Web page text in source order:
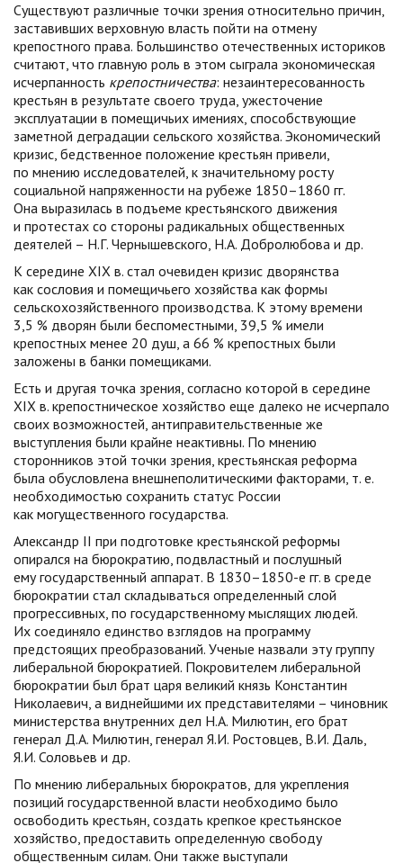
Существуют различные точки зрения относительно причин,
заставивших верховную власть пойти на отмену
крепостного права. Большинство отечественных историков
считают, что главную роль в этом сыграла экономическая
исчерпанность крепостничества: незаинтересованность
крестьян в результате своего труда, ужесточение
эксплуатации в помещичьих имениях, способствующие
заметной деградации сельского хозяйства. Экономический
кризис, бедственное положение крестьян привели,
по мнению исследователей, к значительному росту
социальной напряженности на рубеже 1850–1860 гг.
Она выразилась в подъеме крестьянского движения
и протестах со стороны радикальных общественных
деятелей – Н.Г. Чернышевского, Н.А. Добролюбова и др.
К середине XIX в. стал очевиден кризис дворянства
как сословия и помещичьего хозяйства как формы
сельскохозяйственного производства. К этому времени
3,5 % дворян были беспоместными, 39,5 % имели
крепостных менее 20 душ, а 66 % крепостных были
заложены в банки помещиками.
Есть и другая точка зрения, согласно которой в середине
XIX в. крепостническое хозяйство еще далеко не исчерпало
своих возможностей, антиправительственные же
выступления были крайне неактивны. По мнению
сторонников этой точки зрения, крестьянская реформа
была обусловлена внешнеполитическими факторами, т. е.
необходимостью сохранить статус России
как могущественного государства.
Александр II при подготовке крестьянской реформы
опирался на бюрократию, подвластный и послушный
ему государственный аппарат. В 1830–1850-е гг. в среде
бюрократии стал складываться определенный слой
прогрессивных, по государственному мыслящих людей.
Их соединяло единство взглядов на программу
предстоящих преобразований. Ученые назвали эту группу
либеральной бюрократией. Покровителем либеральной
бюрократии был брат царя великий князь Константин
Николаевич, а виднейшими их представителями – чиновник
министерства внутренних дел Н.А. Милютин, его брат
генерал Д.А. Милютин, генерал Я.И. Ростовцев, В.И. Даль,
Я.И. Соловьев и др.
По мнению либеральных бюрократов, для укрепления
позиций государственной власти необходимо было
освободить крестьян, создать крепкое крестьянское
хозяйство, предоставить определенную свободу
общественным силам. Они также выступали